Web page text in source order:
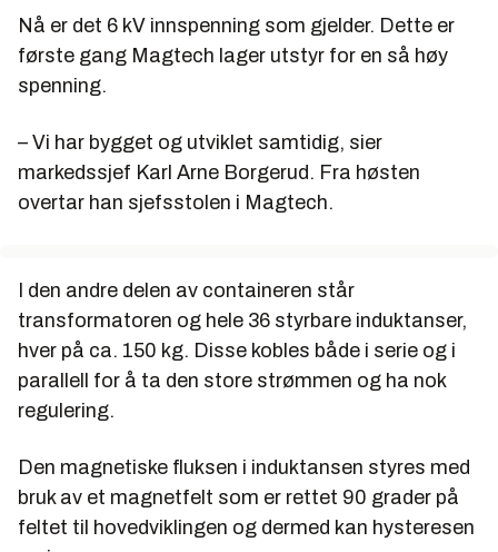
Nå er det 6 kV innspenning som gjelder. Dette er
første gang Magtech lager utstyr for en så høy
spenning.
– Vi har bygget og utviklet samtidig, sier
markedssjef Karl Arne Borgerud. Fra høsten
overtar han sjefsstolen i Magtech.
I den andre delen av containeren står
transformatoren og hele 36 styrbare induktanser,
hver på ca. 150 kg. Disse kobles både i serie og i
parallell for å ta den store strømmen og ha nok
regulering.
Den magnetiske fluksen i induktansen styres med
bruk av et magnetfelt som er rettet 90 grader på
feltet til hovedviklingen og dermed kan hysteresen